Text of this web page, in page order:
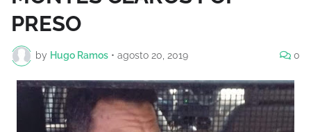
PRESO
by Hugo Ramos • agosto 20, 2019 0